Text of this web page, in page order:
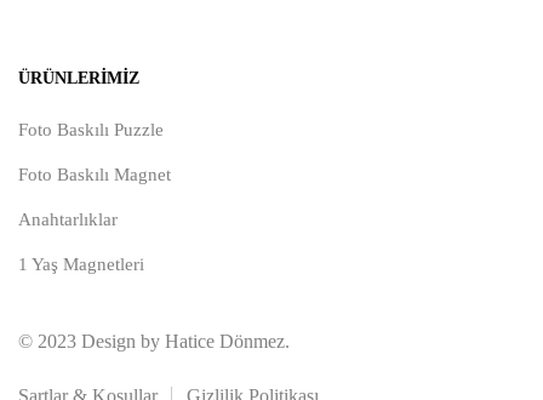
ÜRÜNLERIMIZ
Foto Baskılı Puzzle
Foto Baskılı Magnet
Anahtarlıklar
1 Yaş Magnetleri
© 2023 Design by Hatice Dönmez.
Şartlar & Koşullar Gizlilik Politikası